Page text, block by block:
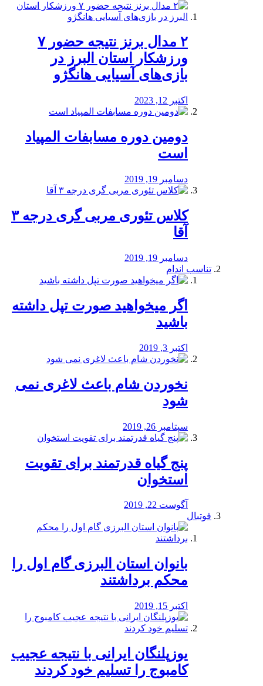
۲ مدال برنز نتیجه حضور ۷
ورزشکار استان البرز در
بازی‌های آسیایی هانگژو
اکتبر 12, 2023
دومین دوره مسابفات المپیاد
است
دسامبر 19, 2019
کلاس تئوری مربی گری درجه ۳
آقا
دسامبر 19, 2019
تناسب اندام
اگر میخواهید صورت تپل داشته
باشید
اکتبر 3, 2019
نخوردن شام باعث لاغری نمی
‌شود
سپتامبر 26, 2019
پنج گیاه قدرتمند برای تقویت
استخوان
آگوست 22, 2019
فوتبال
بانوان استان البرزی گام اول را
محكم برداشتند
اکتبر 15, 2019
یوزپلنگان ایرانی با نتیجه عجیب
کامبوج را تسلیم خود کردند